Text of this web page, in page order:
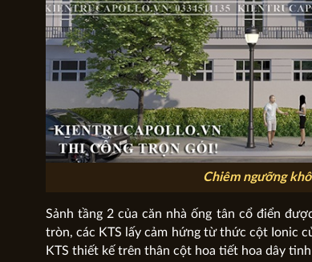
Chiêm ngưỡng
Sảnh tầng 2 của căn nhà ống tân cổ điển
tròn, các KTS lấy cảm hứng từ thức cột Ionic
KTS thiết kế trên thân cột hoa tiết hoa dây